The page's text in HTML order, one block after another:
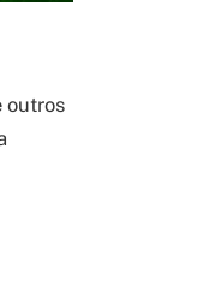
outros